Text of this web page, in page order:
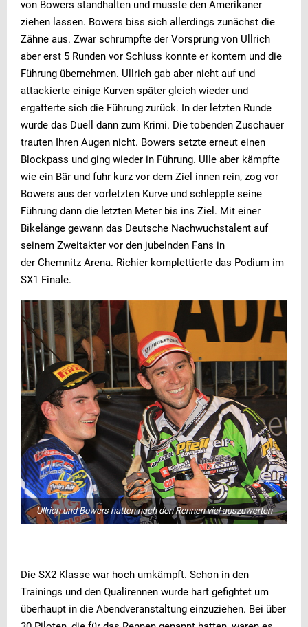
von Bowers standhalten und musste den Amerikaner
ziehen lassen. Bowers biss sich allerdings zunächst die
Zähne aus. Zwar schrumpfte der Vorsprung von Ullrich
aber erst 5 Runden vor Schluss konnte er kontern und die
Führung übernehmen. Ullrich gab aber nicht auf und
attackierte einige Kurven später gleich wieder und
ergatterte sich die Führung zurück. In der letzten Runde
wurde das Duell dann zum Krimi. Die tobenden Zuschauer
trauten Ihren Augen nicht. Bowers setzte erneut einen
Blockpass und ging wieder in Führung. Ulle aber kämpfte
wie ein Bär und fuhr kurz vor dem Ziel innen rein, zog vor
Bowers aus der vorletzten Kurve und schleppte seine
Führung dann die letzten Meter bis ins Ziel. Mit einer
Bikelänge gewann das Deutsche Nachwuchstalent auf
seinem Zweitakter vor den jubelnden Fans in
der Chemnitz Arena. Richier komplettierte das Podium im
SX1 Finale.
Ullrich und Bowers hatten nach den Rennen viel auszuwerten
Die SX2 Klasse war hoch umkämpft. Schon in den
Trainings und den Qualirennen wurde hart gefightet um
überhaupt in die Abendveranstaltung einzuziehen. Bei über